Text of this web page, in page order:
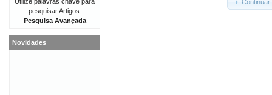
Continuar
pesquisar Artigos.
Pesquisa Avançada
Novidades